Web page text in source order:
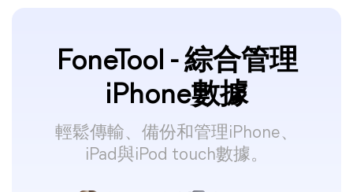
FoneTool - 綜合管理
iPhone數據
輕鬆傳輸、備份和管理iPhone、
iPad與iPod touch數據。